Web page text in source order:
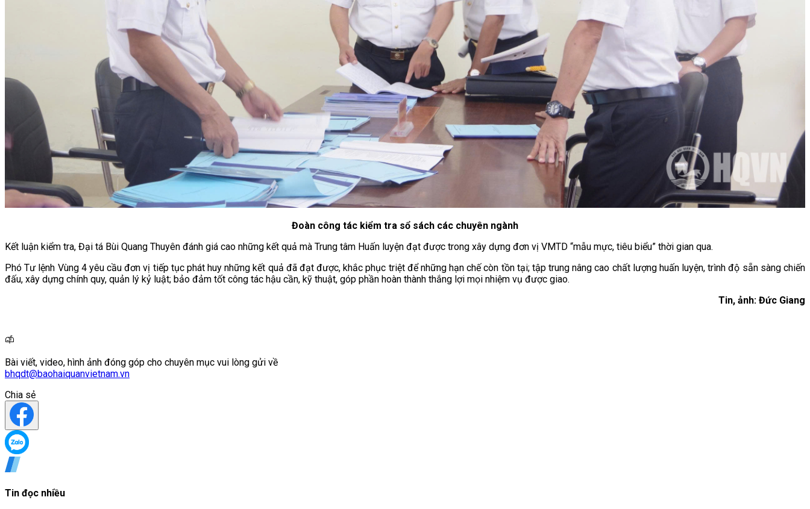
Đoàn công tác kiểm tra sổ sách các chuyên ngành
Kết luận kiểm tra, Đại tá Bùi Quang Thuyên đánh giá cao những kết quả mà Trung tâm Huấn luyện đạt được trong xây dựng đơn vị VMTD “mẫu mực, tiêu biểu” thời gian qua.
Phó Tư lệnh Vùng 4 yêu cầu đơn vị tiếp tục phát huy những kết quả đã đạt được, khắc phục triệt để những hạn chế còn tồn tại; tập trung nâng cao chất lượng huấn luyện, trình độ sẵn sàng chiến
đấu, xây dựng chính quy, quản lý kỷ luật; bảo đảm tốt công tác hậu cần, kỹ thuật, góp phần hoàn thành thắng lợi mọi nhiệm vụ được giao.
Tin, ảnh: Đức Giang
Bài viết, video, hình ảnh đóng góp cho chuyên mục vui lòng gửi về
bhqdt@baohaiquanvietnam.vn
Chia sẻ
Tin đọc nhiều